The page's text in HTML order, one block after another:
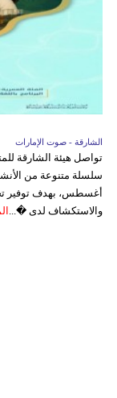
الشارقة - صوت الإمارات
سلسلة متنوعة من
أغسطس، بهدف توفير
والاستكشاف لدى �...